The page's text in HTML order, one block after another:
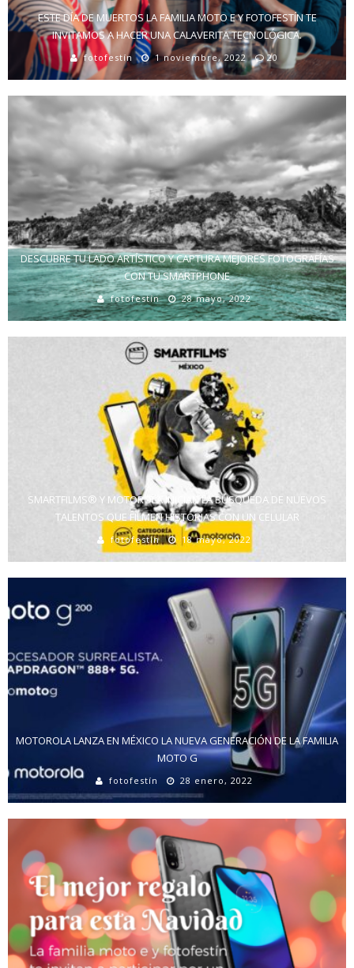
ESTE DÍA DE MUERTOS LA FAMILIA MOTO E Y FOTOFESTÍN TE
INVITAMOS A HACER UNA CALAVERITA TECNOLÓGICA.
fotofestín 1 noviembre, 2022 20
DESCUBRE TU LADO ARTÍSTICO Y CAPTURA MEJORES FOTOGRAFÍAS
CON TU SMARTPHONE
fotofestín 28 mayo, 2022
SMARTFILMS® Y MOTOROLA INICIAN LA BÚSQUEDA DE NUEVOS
TALENTOS QUE FILMEN HISTORIAS CON UN CELULAR
fotofestín 18 mayo, 2022
MOTOROLA LANZA EN MÉXICO LA NUEVA GENERACIÓN DE LA FAMILIA
MOTO G
fotofestín 28 enero, 2022